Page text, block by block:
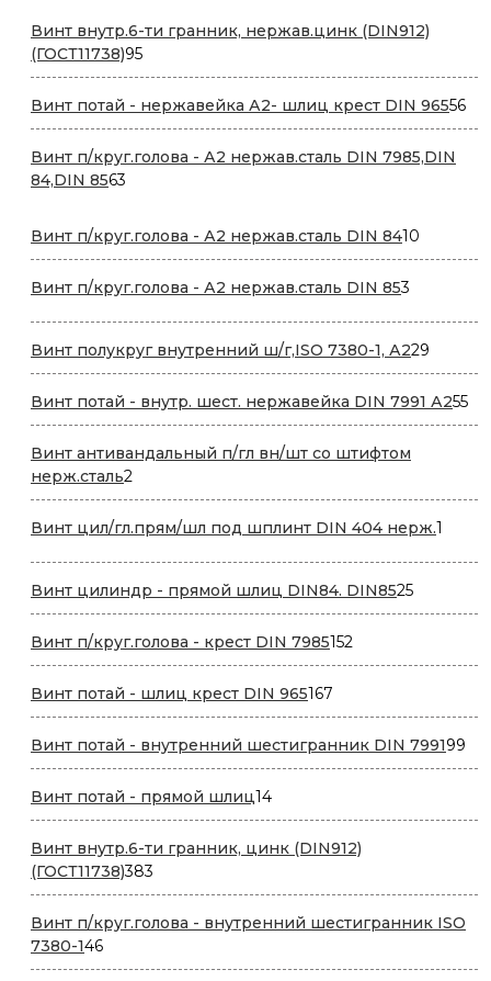
Винт внутр.6-ти гранник, нержав.цинк (DIN912)
(ГОСТ11738)9595
товаров
Винт потай - нержавейка А2- шлиц крест DIN 9655656
Винт п/круг.голова - А2 нержав.сталь DIN 7985,DIN
84,DIN 8563
Винт п/круг.голова - А2 нержав.сталь DIN 8410
товаров
Винт п/круг.голова - А2 нержав.сталь DIN 853
Винт полукруг внутренний ш/г,ISO 7380-1, А229
товаров
Винт потай - внутр. шест. нержавейка DIN 7991 А25555
Винт антивандальный п/гл вн/шт со штифтом
нерж.сталь2
товара
Винт цил/гл.прям/шл под шплинт DIN 404 нерж.1
Винт цилиндр - прямой шлиц DIN84. DIN852525
товаров
Винт п/круг.голова - крест DIN 7985152
товара
Винт потай - шлиц крест DIN 965167
товаров
Винт потай - внутренний шестигранник DIN 799199
Винт потай - прямой шлиц1414
товаров
Винт внутр.6-ти гранник, цинк (DIN912)
(ГОСТ11738)383
товара
Винт п/круг.голова - внутренний шестигранник ISO
7380-14646
товаров